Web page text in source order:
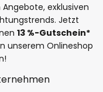
exklusiven
Jetzt
13 %-Gutschein*
unserem Onlineshop